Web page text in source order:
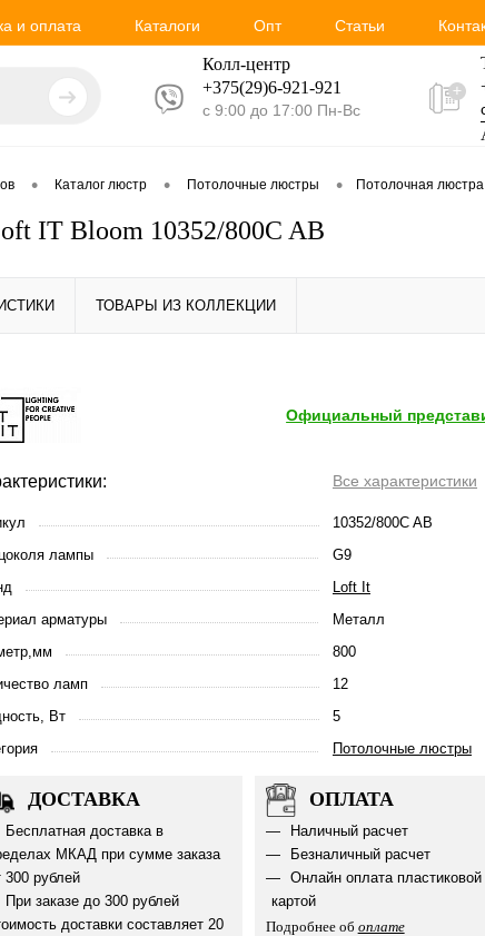
и оплата Каталоги Опт Статьи
Колл-центр
+375(29)6-921-921
с 9:00 до 17:00 Пн-Вс
• Каталог люстр • Потолочные люстры • Потолочная
IT Bloom 10352/800C AB
ТОВАРЫ ИЗ КОЛЛЕКЦИИ
Официальный
Все характеристики
10352/800C AB
лампы
G9
Loft It
арматуры
Металл
800
ламп
12
Вт
5
Потолочные люстры
ДОСТАВКА
Бесплатная доставка в
МКАД при сумме заказа
300 рублей
При заказе до 300 рублей
доставки составляет 20
ОПЛАТА
Наличный расчет
Безналичный расчет
Онлайн оплата пластиковой
картой
Подробнее об оплате